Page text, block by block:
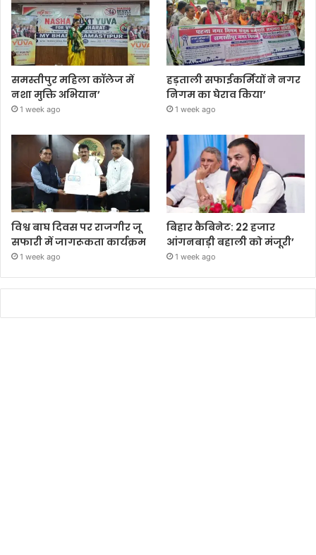
समस्तीपुर महिला कॉलेज में
नशा मुक्ति अभियान’
1 week ago
हड़ताली सफाईकर्मियों ने नगर
निगम का घेराव किया’
1 week ago
विश्व बाघ दिवस पर राजगीर जू
सफारी में जागरूकता कार्यक्रम
1 week ago
बिहार कैबिनेट: 22 हजार
आंगनबाड़ी बहाली को मंजूरी’
1 week ago